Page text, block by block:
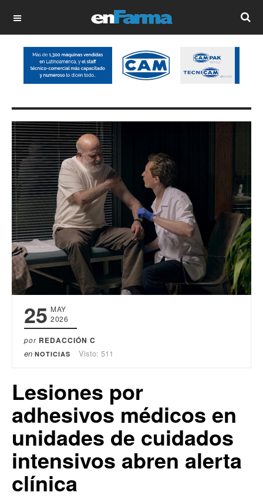
OFF CANVAS
25 MAY
2026
por REDACCIÓN C
en NOTICIAS Visto: 511
Lesiones por
adhesivos médicos en
unidades de cuidados
intensivos abren alerta
clínica